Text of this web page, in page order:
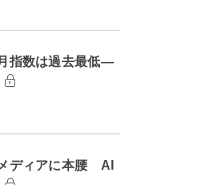
指数は過去最低―
ディアに本腰 AI